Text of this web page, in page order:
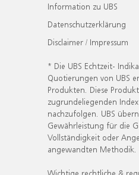
Information zu UBS
Datenschutzerklärung
Disclaimer / Impressum
* Die UBS Echtzeit-
Quotierungen von UBS
Produkten. Diese
zugrundeliegenden
nachzufolgen. UBS
Gewährleistung für die
Vollständigkeit oder
angewandten Methodik.